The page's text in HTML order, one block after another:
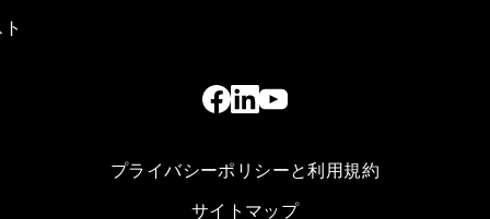
プライバシーポリシーと利用規約
サイトマップ